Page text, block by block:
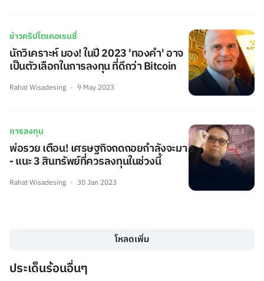
ข่าวคริปโตเคอเรนซี่
นักวิเคราะห์ มอง! ในปี 2023 'ทองคำ' อาจ
เป็นตัวเลือกในการลงทุน ที่ดีกว่า Bitcoin
Rahat Wisadesing 9 May 2023
การลงทุน
พ่อรวย เตือน! เศรษฐกิจถดถอยกำลังจะมา
- แนะ 3 สินทรัพย์ที่ควรลงทุนในช่วงนี้
Rahat Wisadesing 30 Jan 2023
โหลดเพิ่ม
ประเด็นร้อนอื่นๆ